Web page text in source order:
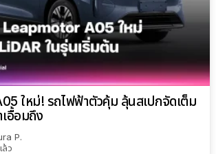
ใหม่! รถไฟฟ้าตัวคุ้ม ลุ้นสเปกจัดเต็ม
เอื้อมถึง
P.
ล้ว